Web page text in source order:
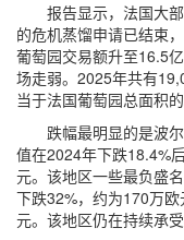
报告显示，法国大部
的危机蒸馏申请已结束
葡萄园交易额升至16.5
场走弱。2025年共有
当于法国葡萄园总面积的
跌幅最明显的是波尔
值在2024年下跌18.4%
元。该地区一些最负盛
下跌32%，约为170万
元。该地区仍在持续承